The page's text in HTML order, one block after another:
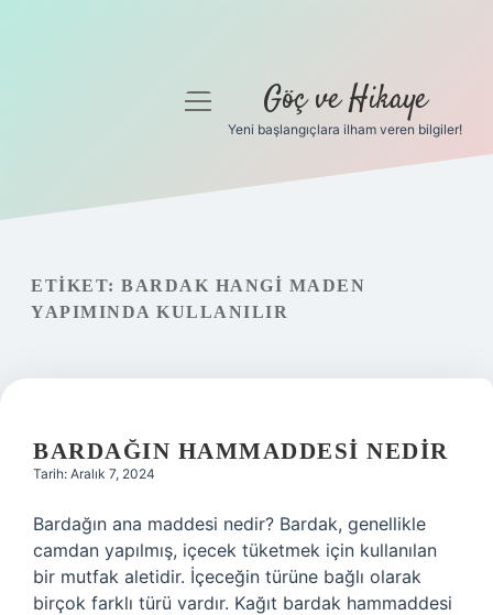
Gizlilik Politikası
Hakkımızda
menüyü
Göç ve Hikaye
Yeni başlangıçlara ilham veren bilgiler!
ETIKET: BARDAK HANGI MADEN
YAPIMINDA KULLANILIR
BARDAĞIN HAMMADDESI NEDIR
Tarih: Aralık 7, 2024
Bardağın ana maddesi nedir? Bardak, genellikle
camdan yapılmış, içecek tüketmek için kullanılan
bir mutfak aletidir. İçeceğin türüne bağlı olarak
birçok farklı türü vardır. Kağıt bardak hammaddesi